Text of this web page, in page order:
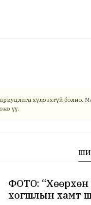
хүлээхгүй болно.
үү.
ФОТО: “Хөөрхөн
хогшлын хамт